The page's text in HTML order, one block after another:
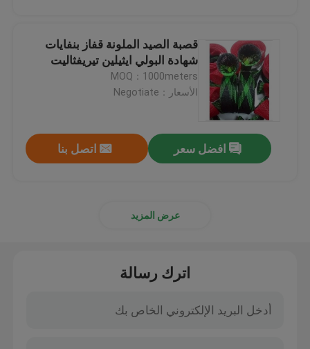
قصبة الصيد الملونة قفاز بنفايات
شهادة البولي ايثيلين تيريفثاليت
MOQ：1000meters
الأسعار：Negotiate
افضل سعر اتصل بنا
عرض المزيد
اترك رسالة